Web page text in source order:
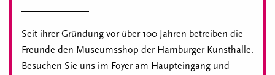
Seit ihrer Gründung vor über 100 Jahren betreiben die
Freunde den Museumsshop der Hamburger Kunsthalle.
Besuchen Sie uns im Foyer am Haupteingang und